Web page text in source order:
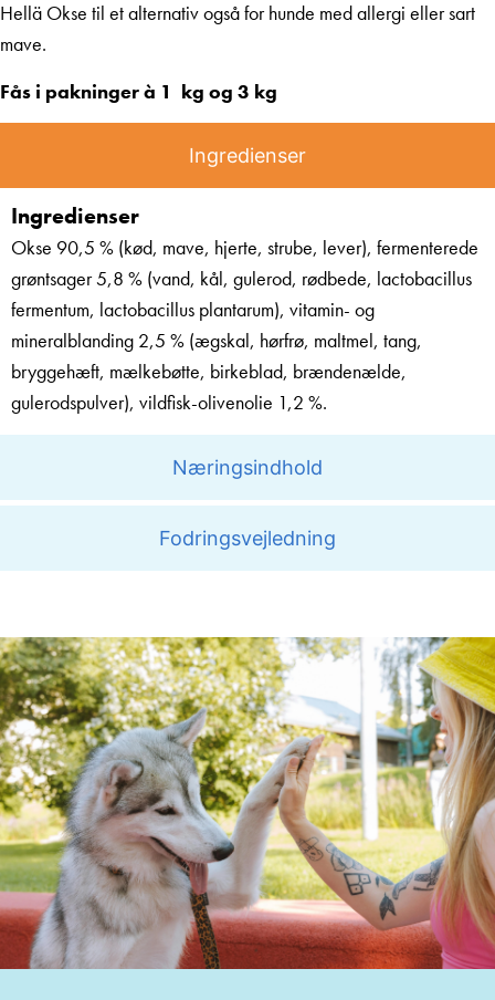
Hellä Okse til et alternativ også for hunde med allergi eller sart
mave.
Fås i pakninger à 1 kg og 3 kg
Ingredienser
Næringsindhold
Fodringsvejledning
Ingredienser
Okse 90,5 % (kød, mave, hjerte, strube, lever), fermenterede
grøntsager 5,8 % (vand, kål, gulerod, rødbede, lactobacillus
fermentum, lactobacillus plantarum), vitamin- og
mineralblanding 2,5 % (ægskal, hørfrø, maltmel, tang,
bryggehæft, mælkebøtte, birkeblad, brændenælde,
gulerodspulver), vildfisk-olivenolie 1,2 %.